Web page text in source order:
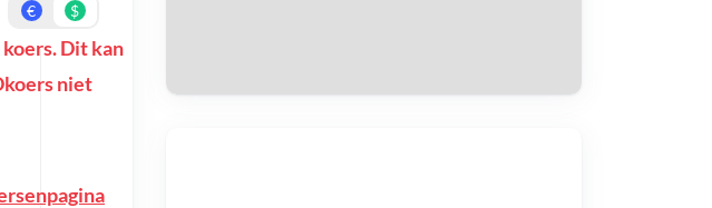
€ $
Dit kan
niet